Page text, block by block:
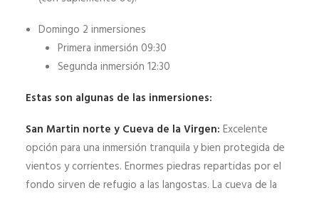
Domingo 2 inmersiones
Primera inmersión 09:30
Segunda inmersión 12:30
Estas son algunas de las inmersiones:
San Martin norte y Cueva de la Virgen: Excelente
opción para una inmersión tranquila y bien protegida de
vientos y corrientes. Enormes piedras repartidas por el
fondo sirven de refugio a las langostas. La cueva de la